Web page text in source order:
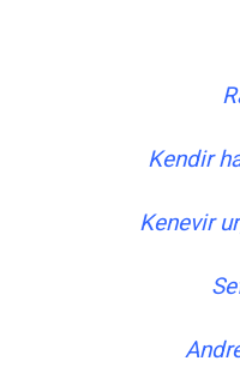
Kendir
Kenevir